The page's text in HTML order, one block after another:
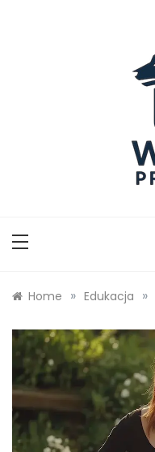
Home » Edukacja »